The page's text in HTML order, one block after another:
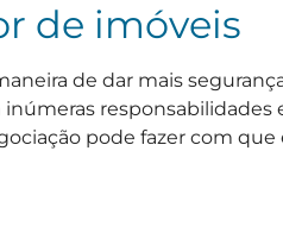
de imóveis
de dar mais
responsabilidades
pode fazer com que